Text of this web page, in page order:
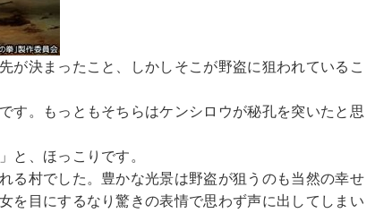
が決まったこと、しかしそこが野盗に狙われているこ
す。もっともそちらはケンシロウが秘孔を突いたと思
と、ほっこりです。
る村でした。豊かな光景は野盗が狙うのも当然の幸せ
を目にするなり驚きの表情で思わず声に出してしまい